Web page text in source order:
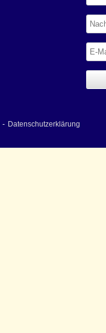
Datenschutzerklärung